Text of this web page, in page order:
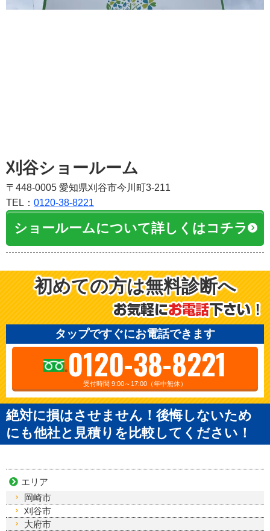
刈谷ショールーム
〒448-0005 愛知県刈谷市今川町3-211
TEL： 0120-38-8221
ショールームについて詳しくはコチラ
初めての方は無料診断へ
タップですぐにお電話できます
0120-38-8221
受付時間 9:00～17:00（年中無休）
絶対に損はさせません！後悔しないため
にも他社と見積りを比較してください！
エリア
岡崎市
刈谷市
大府市